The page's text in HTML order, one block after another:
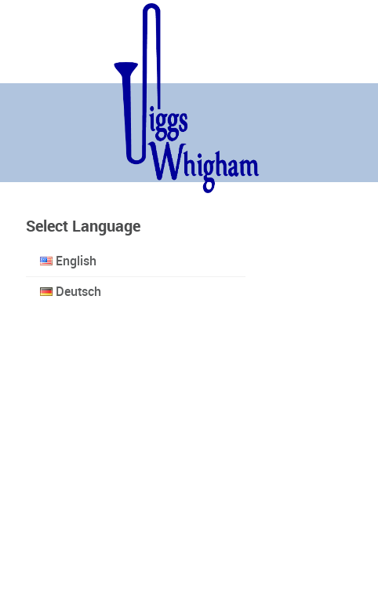
Select Language
English
Deutsch